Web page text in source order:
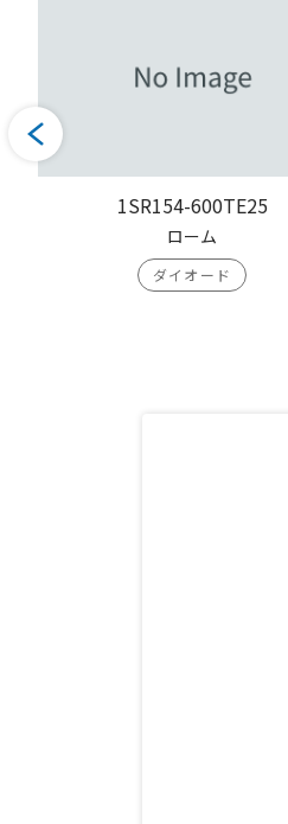
1SR154-600TE25
ローム
ダイオード